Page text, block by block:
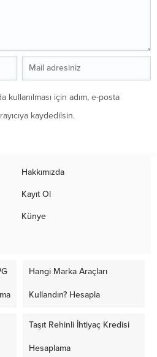
kullanılması için adım, e-posta
kaydedilsin.
Hakkımızda
Kayıt Ol
Künye
Hangi Marka Araçları
Kullandın? Hesapla
Taşıt Rehinli İhtiyaç Kredisi
Hesaplama